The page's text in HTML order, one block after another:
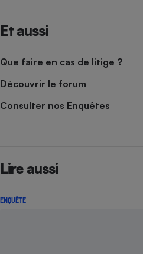
Et aussi
Que faire en cas de litige ?
Découvrir le forum
Consulter nos Enquêtes
Lire aussi
ENQUÊTE